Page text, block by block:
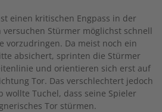
einen kritischen Engpass in der
versuchen Stürmer möglichst schnell
vorzudringen. Da meist noch ein
absichert, sprinten die Stürmer
und orientieren sich erst auf
Tor. Das verschlechtert jedoch
wollte Tuchel, dass seine Spieler
Tor stürmen.